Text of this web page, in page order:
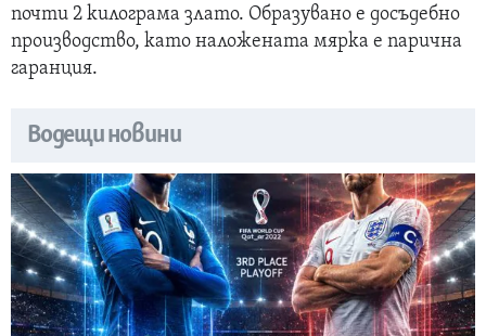
почти 2 килограма злато. Образувано е досъдебно
производство, като наложената мярка е парична
гаранция.
Водещи новини